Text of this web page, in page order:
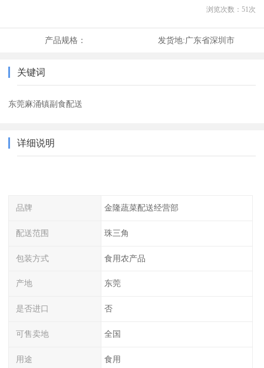
浏览次数： 51次
产品规格： 发货地:广东省深圳市
关键词
东莞麻涌镇副食配送
详细说明
品牌 金隆蔬菜配送经营部
配送范围 珠三角
包装方式 食用农产品
产地 东莞
是否进口 否
可售卖地 全国
用途 食用